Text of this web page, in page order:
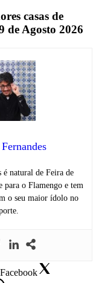
casas de
de Agosto 2026
é natural de Feira de
para o Flamengo e tem
o seu maior ídolo no